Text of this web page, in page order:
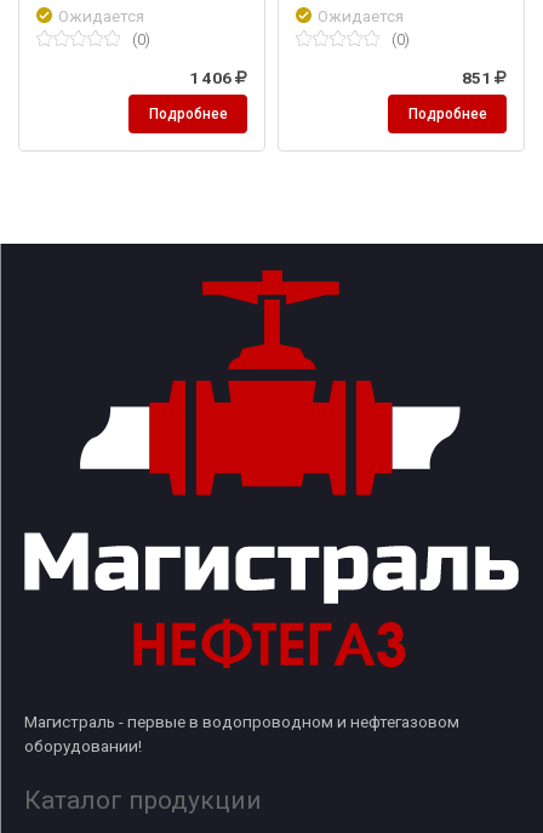
Ожидается
(0)
1 406
Подробнее
Ожидается
(0)
851
Подробнее
Магистраль - первые в водопроводном и нефтегазовом
оборудовании!
Каталог продукции